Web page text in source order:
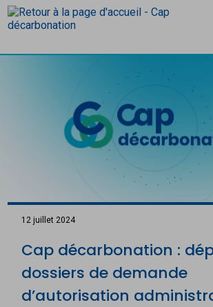
Accèder directement au contenu
12 juillet 2024
Cap décarbonation :
dossiers de demande
d’autorisation